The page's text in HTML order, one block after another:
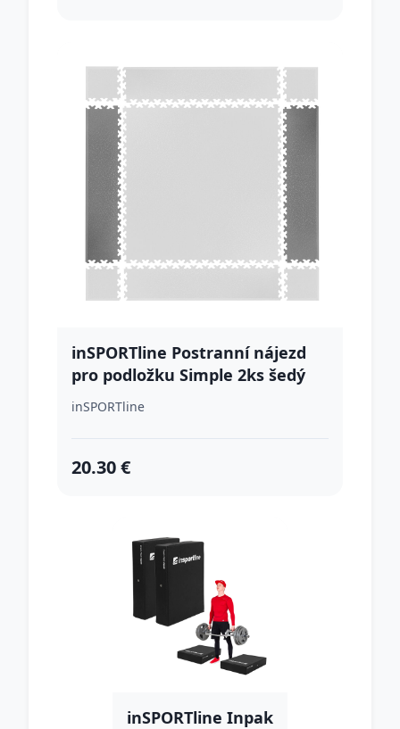
inSPORTline Postranní nájezd
pro podložku Simple 2ks šedý
inSPORTline
20.30 €
inSPORTline Inpak